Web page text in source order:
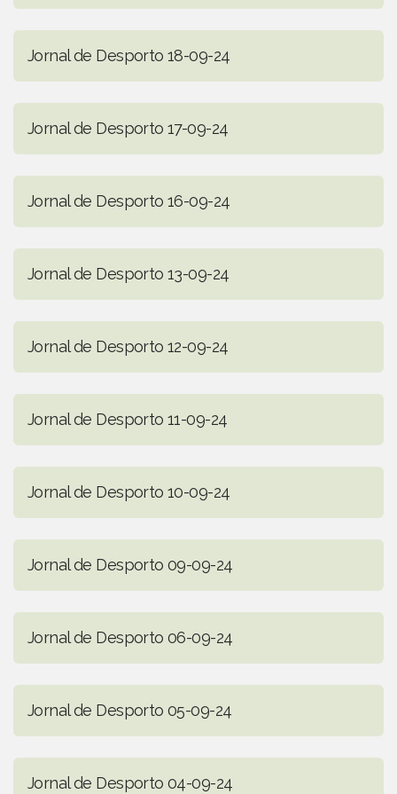
Jornal de Desporto 18-09-24
Jornal de Desporto 17-09-24
Jornal de Desporto 16-09-24
Jornal de Desporto 13-09-24
Jornal de Desporto 12-09-24
Jornal de Desporto 11-09-24
Jornal de Desporto 10-09-24
Jornal de Desporto 09-09-24
Jornal de Desporto 06-09-24
Jornal de Desporto 05-09-24
Jornal de Desporto 04-09-24